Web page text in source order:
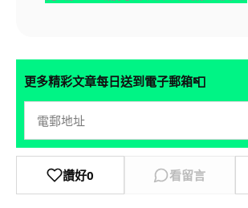
更多精彩文章每日送到電子郵箱📮
讚好0 看留言